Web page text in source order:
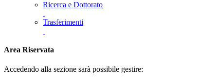
Ricerca e Dottorato
Trasferimenti
Area Riservata
Accedendo alla sezione sarà possibile gestire: